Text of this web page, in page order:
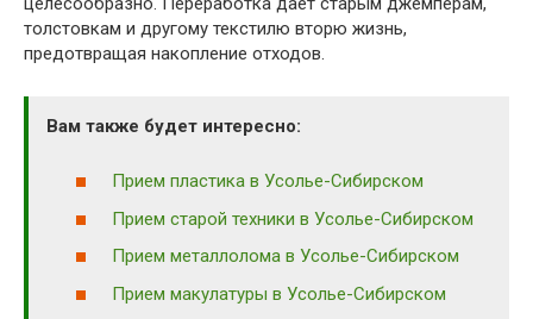
толстовкам и другому текстилю вторю жизнь,
предотвращая накопление отходов.
Вам также будет интересно:
Прием пластика в Усолье-Сибирском
Прием старой техники в Усолье-Сибирском
Прием металлолома в Усолье-Сибирском
Прием макулатуры в Усолье-Сибирском